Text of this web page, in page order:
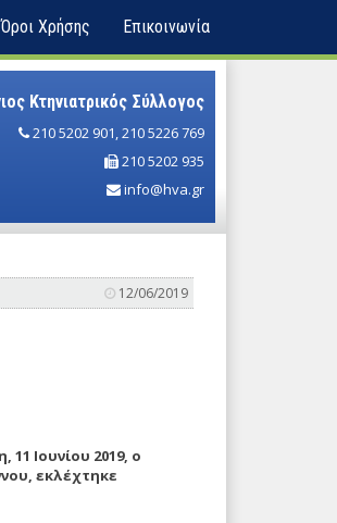
Όροι Χρήσης Επικοινωνία
Κτηνιατρικός Σύλλογος
210 5202 901,210 5226 769
210 5202 935
info@hva.gr
12/06/2019
Ιουνίου 2019, ο
εκλέχτηκε